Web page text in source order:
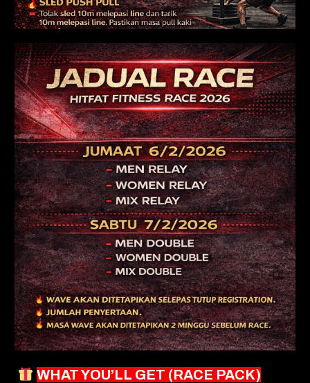
WHAT YOU’LL GET (RACE PACK)